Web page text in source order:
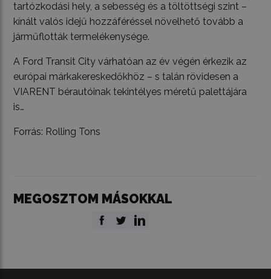
tartózkodási hely, a sebesség és a töltöttségi szint –
kínált valós idejű hozzáféréssel növelhető tovább a
járműflották termelékenysége.
A Ford Transit City várhatóan az év végén érkezik az
európai márkakereskedőkhöz – s talán rövidesen a
VIARENT bérautóinak tekintélyes méretű palettájára
is…
Forrás: Rolling Tons
MEGOSZTOM MÁSOKKAL